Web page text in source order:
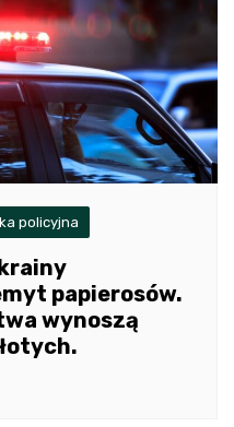
policyjna
papierosów.
wynoszą